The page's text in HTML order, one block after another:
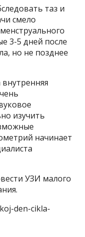
таз и
смело
3-5 дней после
но не позднее
изучить
начинает
УЗИ малого
den-cikla-